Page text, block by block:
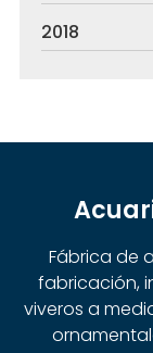
2018
Fábrica de
fabricación,
viveros a